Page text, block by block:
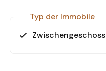
Typ der Immobile
Zwischengeschoss